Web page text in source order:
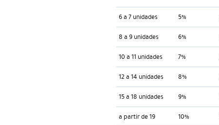
6 a 7 unidades 5%
8 a 9 unidades 6%
10 a 11 unidades 7%
12 a 14 unidades 8%
15 a 18 unidades 9%
a partir de 19 10%